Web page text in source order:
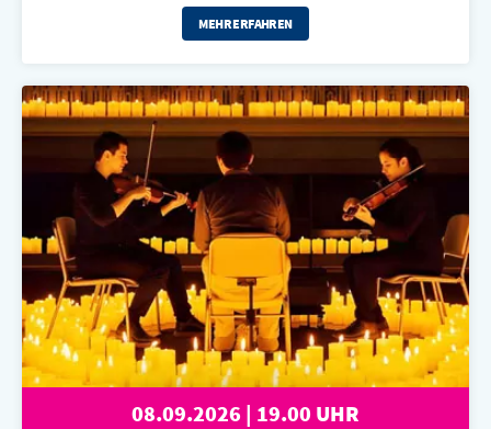
MEHR ERFAHREN
08.09.2026 | 19.00 UHR